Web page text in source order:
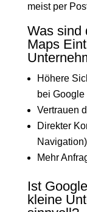
meist per
Was sind
Maps
Höhere
bei Google
Vertrauen
Direkter
Navigation)
Mehr
Ist
kleine